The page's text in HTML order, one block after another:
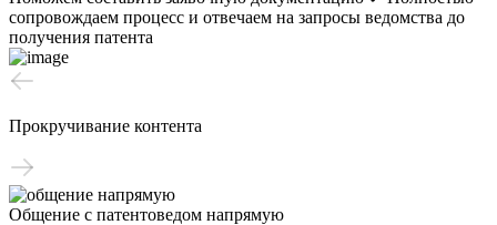
сопровождаем процесс и отвечаем на запросы ведомства до
получения патента
Прокручивание контента
Общение с патентоведом напрямую